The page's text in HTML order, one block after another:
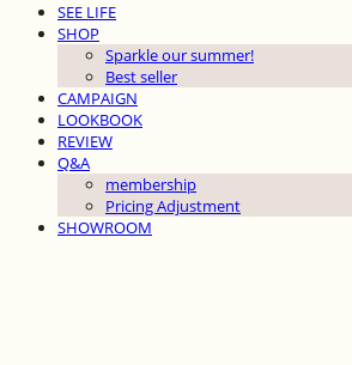
SEE LIFE
SHOP
Sparkle our summer!
Best seller
CAMPAIGN
LOOKBOOK
REVIEW
Q&A
membership
Pricing Adjustment
SHOWROOM